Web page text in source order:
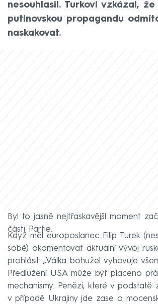
nesouhlasil. Turkovi vzkázal, že
putinovskou propagandu
naskakovat.
Byl to jasně nejtřaskavější moment
části Partie.
Když měl europoslanec Filip Turek
sobě) okomentovat aktuální vývoj
prohlásil: „Válka bohužel vyhovuje
Předlužení USA může být placeno
mechanismy. Penězi, které v podstatě
v případě Ukrajiny jde zase o